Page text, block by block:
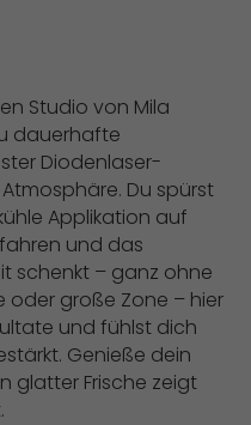
Studio von Mila
dauerhafte
Diodenlaser-
Du spürst
Applikation auf
und das
schenkt – ganz ohne
oder große Zone – hier
und fühlst dich
Genieße dein
glatter Frische zeigt